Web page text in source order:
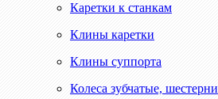
Каретки к станкам
Клины каретки
Клины суппорта
Колеса зубчатые, шестерни